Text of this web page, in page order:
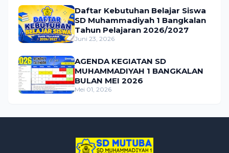
Daftar Kebutuhan Belajar Siswa
SD Muhammadiyah 1 Bangkalan
Tahun Pelajaran 2026/2027
Juni 23, 2026
AGENDA KEGIATAN SD
MUHAMMADIYAH 1 BANGKALAN
BULAN MEI 2026
Mei 01, 2026